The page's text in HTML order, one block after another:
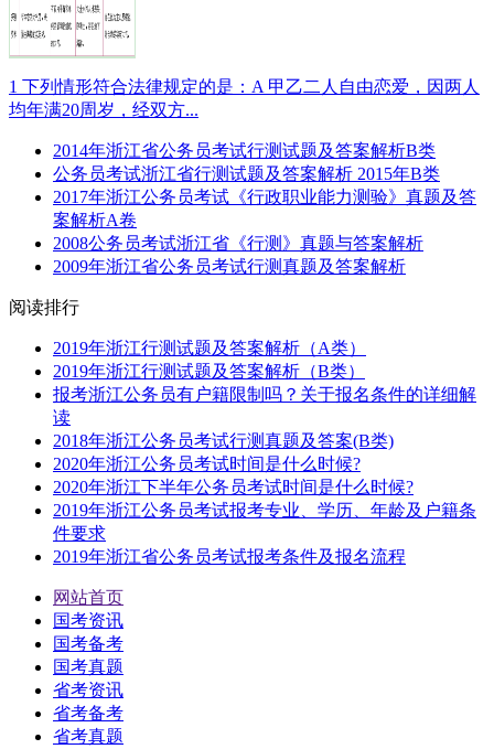
1 下列情形符合法律规定的是：A 甲乙二人自由恋爱，因两人
均年满20周岁，经双方...
2014年浙江省公务员考试行测试题及答案解析B类
公务员考试浙江省行测试题及答案解析 2015年B类
2017年浙江公务员考试《行政职业能力测验》真题及答
案解析A卷
2008公务员考试浙江省《行测》真题与答案解析
2009年浙江省公务员考试行测真题及答案解析
阅读排行
2019年浙江行测试题及答案解析（A类）
2019年浙江行测试题及答案解析（B类）
报考浙江公务员有户籍限制吗？关于报名条件的详细解
读
2018年浙江公务员考试行测真题及答案(B类)
2020年浙江公务员考试时间是什么时候?
2020年浙江下半年公务员考试时间是什么时候?
2019年浙江公务员考试报考专业、学历、年龄及户籍条
件要求
2019年浙江省公务员考试报考条件及报名流程
网站首页
国考资讯
国考备考
国考真题
省考资讯
省考备考
省考真题